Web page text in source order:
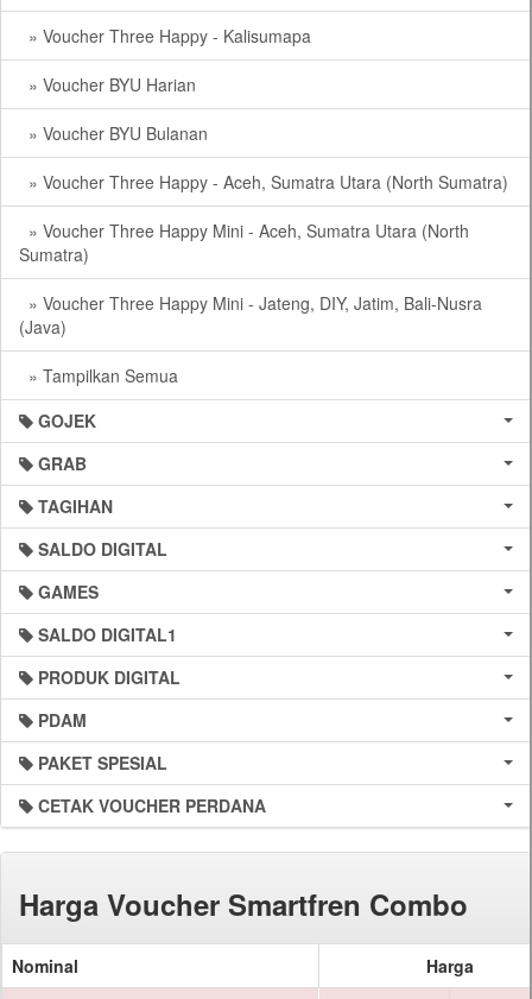
» Voucher Three Happy - Kalisumapa
» Voucher BYU Harian
» Voucher BYU Bulanan
» Voucher Three Happy - Aceh, Sumatra Utara (North Sumatra)
» Voucher Three Happy Mini - Aceh, Sumatra Utara (North
Sumatra)
» Voucher Three Happy Mini - Jateng, DIY, Jatim, Bali-Nusra
(Java)
» Tampilkan Semua
GOJEK
GRAB
TAGIHAN
SALDO DIGITAL
GAMES
SALDO DIGITAL1
PRODUK DIGITAL
PDAM
PAKET SPESIAL
CETAK VOUCHER PERDANA
Harga Voucher Smartfren Combo
Nominal
Harga